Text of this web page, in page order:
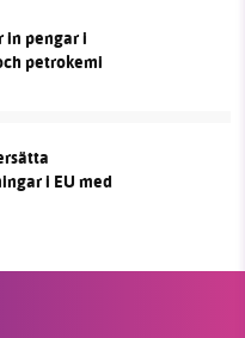
in pengar i
petrokemi
i EU med